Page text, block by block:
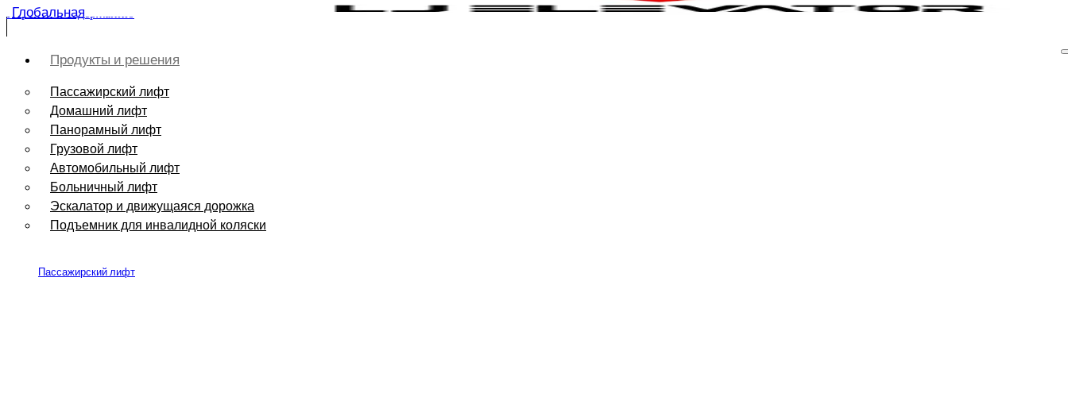
Перейти к содержанию
Глобальная
Продукты и решения
Пассажирский лифт
Домашний лифт
Панорамный лифт
Грузовой лифт
Автомобильный лифт
Больничный лифт
Эскалатор и движущаяся дорожка
Подъемник для инвалидной коляски
Пассажирский лифт